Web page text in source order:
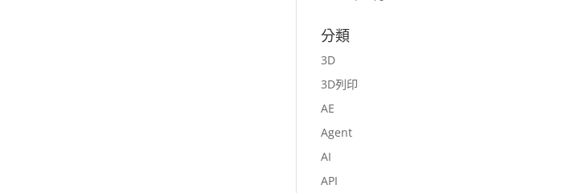
分類
3D
3D列印
AE
Agent
AI
API